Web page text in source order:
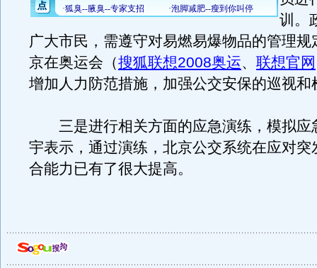
训。
广大市民，需遵守对易燃易爆物品的管理规
京在奥运会（搜狐联想2008奥运、 联想官网
增加人力防范措施，加强公交安保的巡视和
三是进行相关方面的应急演练，模拟应
宇表示，通过演练，北京公交系统在应对突
合能力已有了很大提高。